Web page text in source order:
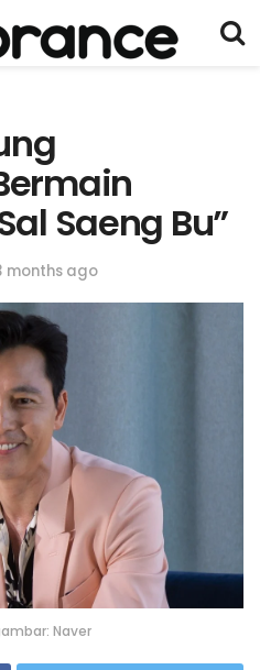
Saeng Bu”
months ago
Naver